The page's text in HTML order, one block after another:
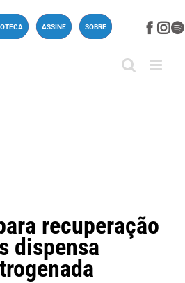
ASSINE SOBRE
recuperação
dispensa